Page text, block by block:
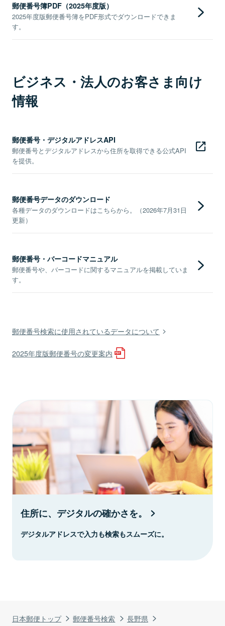
日本郵便トップ 郵便番号検索
長野県
郵便番号簿PDF（2025年度版）
2025年度版郵便番号簿をPDF形式でダウンロードできま
す。
ビジネス・法人のお客さま向け
情報
郵便番号・デジタルアドレスAPI
郵便番号とデジタルアドレスから住所を取得できる公式API
を提供。
郵便番号データのダウンロード
各種データのダウンロードはこちらから。（2026年7月31日
更新）
郵便番号・バーコードマニュアル
郵便番号や、バーコードに関するマニュアルを掲載していま
す。
郵便番号検索に使用されているデータについて
2025年度版郵便番号の変更案内
住所に、デジタルの確かさを。
デジタルアドレスで入力も検索もスムーズに。